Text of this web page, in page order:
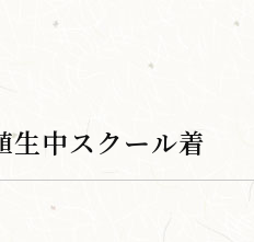
中スクール着